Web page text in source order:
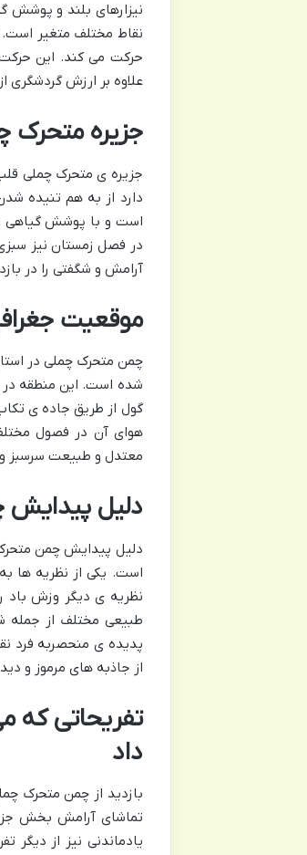
نیزارهای بلند و پوشش
نقاط مختلف متغیر است.
حرکت می کند. این
علاوه بر ارزش گردشگری
جزیره متحرک
جزیره ی متحرک چملی
است و با پوشش گیاهی
در فصل زمستان نیز
آرامش و شگفتی را در
موقعیت
شده است. این منطقه در
گول از طریق جاده ی
هوای آن در فصول
معتدل و طبیعت سرسبز
دلیل
دلیل پیدایش چمن
است. یکی از نظریه ها
نظریه ی دیگر وزش
طبیعی مختلف از جمله
پدیده ی منحصربه فرد
از جاذبه های مرموز و
تفریحاتی که
داد
بازدید از چمن متحرک
تماشای آرامش بخش
یادماندنی نیز از دیگر